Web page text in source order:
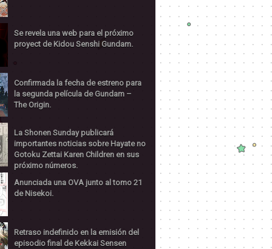
Se revela una web para el próximo
proyect de Kidou Senshi Gundam.
Confirmada la fecha de estreno para
la segunda película de Gundam –
The Origin.
La Shonen Sunday publicará
importantes noticias sobre Hayate no
Gotoku Zettai Karen Children en sus
próximo números.
Anunciada una OVA junto al tomo 21
de Nisekoi.
Retraso indefinido en la emisión del
episodio final de Kekkai Sensen